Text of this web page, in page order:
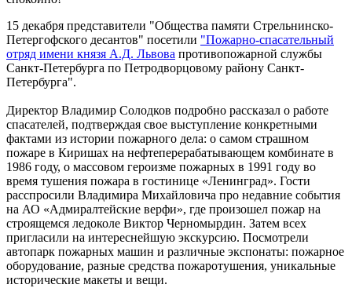
15 декабря представители "Общества памяти Стрельнинско-
Петергофского десантов" посетили "Пожарно-спасательный
отряд имени князя А.Д. Львова противопожарной службы
Санкт-Петербурга по Петродворцовому району Санкт-
Петербурга".
Директор Владимир Солодков подробно рассказал о работе
спасателей, подтверждая свое выступление конкретными
фактами из истории пожарного дела: о самом страшном
пожаре в Киришах на нефтеперерабатывающем комбинате в
1986 году, о массовом героизме пожарных в 1991 году во
время тушения пожара в гостинице «Ленинград». Гости
расспросили Владимира Михайловича про недавние события
на АО «Адмиралтейские верфи», где произошел пожар на
строящемся ледоколе Виктор Черномырдин. Затем всех
пригласили на интереснейшую экскурсию. Посмотрели
автопарк пожарных машин и различные экспонаты: пожарное
оборудование, разные средства пожаротушения, уникальные
исторические макеты и вещи.